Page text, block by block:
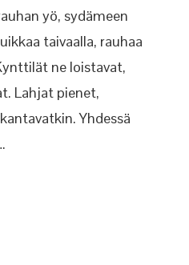
yö, sydämeen
taivaalla, rauhaa
ne loistavat,
Lahjat pienet,
Yhdessä